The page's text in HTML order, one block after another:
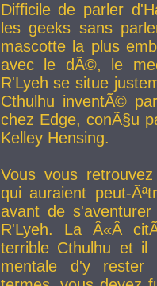
Difficile de parler
les geeks sans
mascotte la plus
avec le dÃ©, le
R'Lyeh se situe
Cthulhu inventÃ©
chez Edge, conÃ§u
Kelley Hensing.
Vous vous
qui auraient peut-
avant de
R'Lyeh. La Â«Â
terrible Cthulhu et
mentale d'y rester